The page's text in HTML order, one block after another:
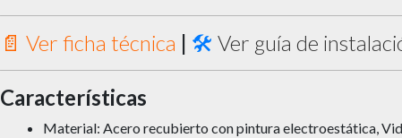
📄 Ver ficha técnica | 🛠️ Ver guía de
Características
Material: Acero recubierto con pintura electroestática,